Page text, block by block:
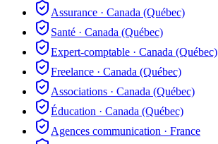
Assurance · Canada (Québec)
Santé · Canada (Québec)
Expert-comptable · Canada (Québec)
Freelance · Canada (Québec)
Associations · Canada (Québec)
Éducation · Canada (Québec)
Agences communication · France